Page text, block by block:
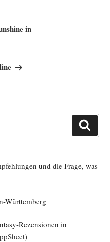
in
und die Frage, was
Württemberg
Rezensionen in